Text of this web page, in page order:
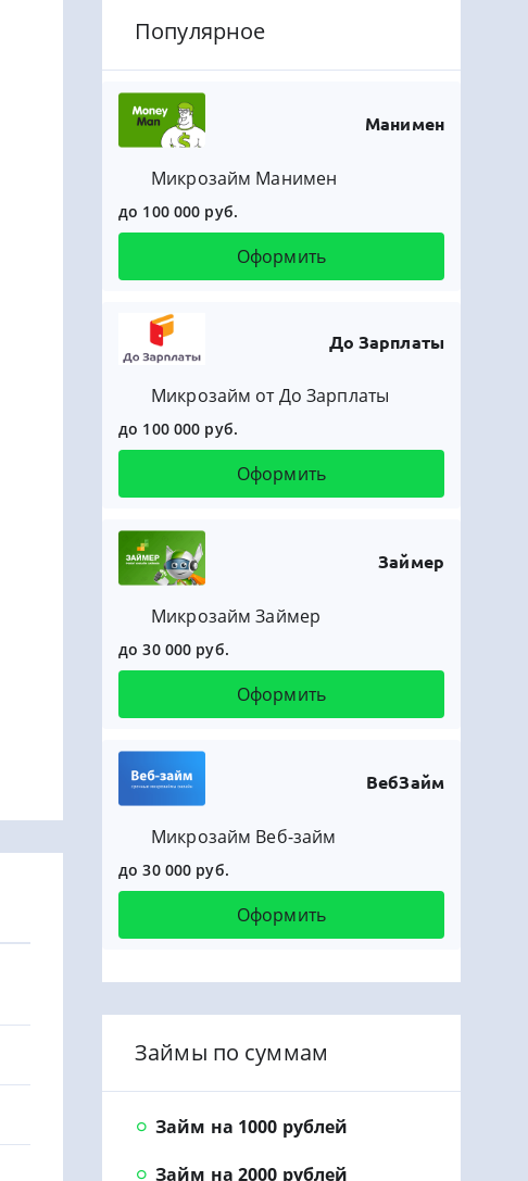
Популярное
Манимен
Микрозайм Манимен
до 100 000 руб.
Оформить
До Зарплаты
Микрозайм от До Зарплаты
до 100 000 руб.
Оформить
Займер
Микрозайм Займер
до 30 000 руб.
Оформить
ВебЗайм
Микрозайм Веб-займ
до 30 000 руб.
Оформить
Займы по суммам
Займ на 1000 рублей
Займ на 2000 рублей